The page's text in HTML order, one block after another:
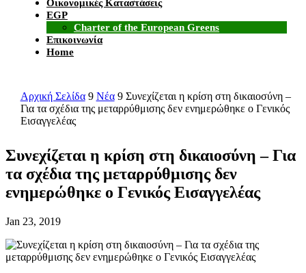
Οικονομικές Καταστάσεις
EGP
Charter of the European Greens
Επικοινωνία
Home
Αρχική Σελίδα 9 Νέα 9 Συνεχίζεται η κρίση στη δικαιοσύνη –
Για τα σχέδια της μεταρρύθμισης δεν ενημερώθηκε ο Γενικός
Εισαγγελέας
Συνεχίζεται η κρίση στη δικαιοσύνη – Για
τα σχέδια της μεταρρύθμισης δεν
ενημερώθηκε ο Γενικός Εισαγγελέας
Jan 23, 2019